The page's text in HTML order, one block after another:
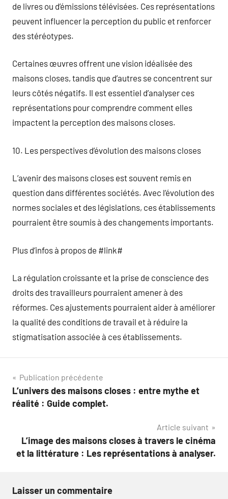
de livres ou d’émissions télévisées. Ces représentations
peuvent influencer la perception du public et renforcer
des stéréotypes.
Certaines œuvres offrent une vision idéalisée des
maisons closes, tandis que d’autres se concentrent sur
leurs côtés négatifs. Il est essentiel d’analyser ces
représentations pour comprendre comment elles
impactent la perception des maisons closes.
10. Les perspectives d’évolution des maisons closes
L’avenir des maisons closes est souvent remis en
question dans différentes sociétés. Avec l’évolution des
normes sociales et des législations, ces établissements
pourraient être soumis à des changements importants.
Plus d’infos à propos de #link#
La régulation croissante et la prise de conscience des
droits des travailleurs pourraient amener à des
réformes. Ces ajustements pourraient aider à améliorer
la qualité des conditions de travail et à réduire la
stigmatisation associée à ces établissements.
Navigation
de
Publication précédente
L’univers des maisons closes : entre mythe et
réalité : Guide complet.
Article suivant
L’image des maisons closes à travers le cinéma
et la littérature : Les représentations à analyser.
Laisser un commentaire